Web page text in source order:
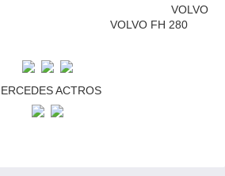
VOLVO
FH 280
ACTROS